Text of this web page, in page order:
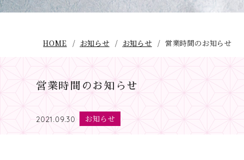
HOME お知らせ お知らせ 営業時間のお知らせ
営業時間のお知らせ
2021.09.30 お知らせ